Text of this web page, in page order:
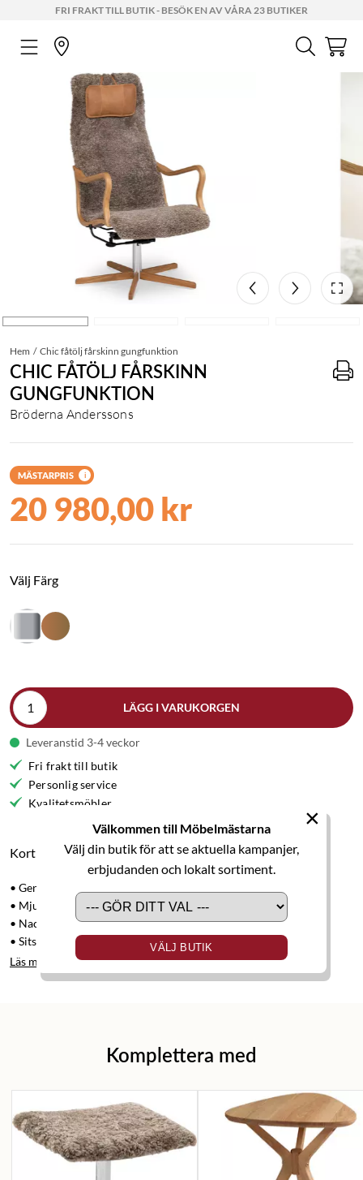
FRI FRAKT TILL BUTIK - BESÖK EN AV VÅRA 23 BUTIKER
Välkommen till Möbelmästarna
Välj din butik för att se aktuella kampanjer,
erbjudanden och lokalt sortiment.
VÄLJ BUTIK
×
Hem Chic fåtölj fårskinn gungfunktion
CHIC FÅTÖLJ FÅRSKINN
GUNGFUNKTION
Bröderna Anderssons
MÄSTARPRIS i
20 980,00 kr
Välj Färg
LÄGG I VARUKORGEN
Leveranstid 3-4 veckor
Fri frakt till butik
Personlig service
Kvalitetsmöbler
Kort produktbeskrivning
• Genomtänkt komfort
• Mjukt formade detaljer i oljad ek
• Nackkudde i läder
• Sits klädd i nougatfärgat, eller grått fårskinn
Läs mer
Komplettera med